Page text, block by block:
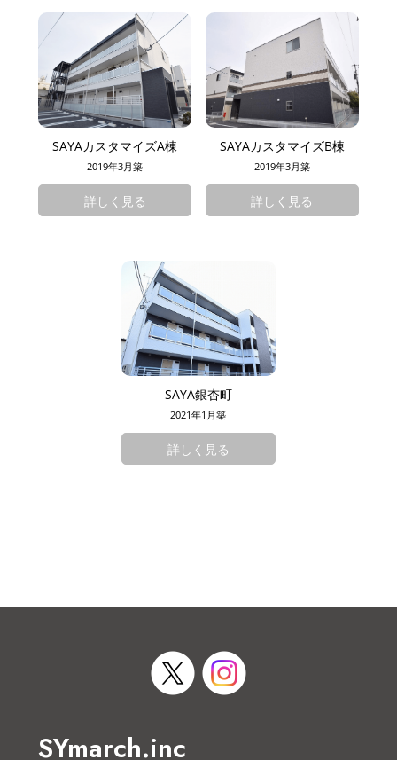
SAYAカスタマイズA棟
2019年3月築
詳しく見る
SAYAカスタマイズB棟
2019年3月築
詳しく見る
SAYA銀杏町
2021年1月築
詳しく見る
SYmarch.inc